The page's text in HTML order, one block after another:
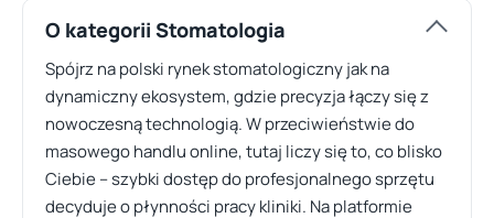
O kategorii Stomatologia
Spójrz na polski rynek stomatologiczny jak na
dynamiczny ekosystem, gdzie precyzja łączy się z
nowoczesną technologią. W przeciwieństwie do
masowego handlu online, tutaj liczy się to, co blisko
Ciebie – szybki dostęp do profesjonalnego sprzętu
decyduje o płynności pracy kliniki. Na platformie